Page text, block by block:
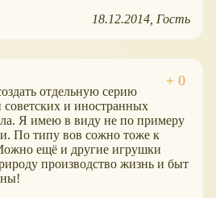
18.12.2014 Гость
отдельную серию
и иностранных
Я имею в виду не по примеру
По типу вов сожно тоже к
ещё и другие игрушки
производство жизнь и быт